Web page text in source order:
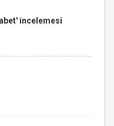
incelemesi